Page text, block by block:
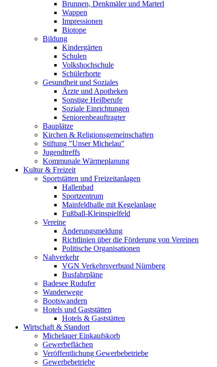
Brunnen, Denkmäler und Marterl
Wappen
Impressionen
Biotope
Bildung
Kindergärten
Schulen
Volkshochschule
Schülerhorte
Gesundheit und Soziales
Ärzte und Apotheken
Sonstige Heilberufe
Soziale Einrichtungen
Seniorenbeauftragter
Bauplätze
Kirchen & Religionsgemeinschaften
Stiftung "Unser Michelau"
Jugendtreffs
Kommunale Wärmeplanung
Kultur & Freizeit
Sportstätten und Freizeitanlagen
Hallenbad
Sportzentrum
Mainfeldhalle mit Kegelanlage
Fußball-Kleinspielfeld
Vereine
Änderungsmeldung
Richtlinien über die Förderung von Vereinen
Politische Organisationen
Nahverkehr
VGN Verkehrsverbund Nürnberg
Busfahrpläne
Badesee Rudufer
Wanderwege
Bootswandern
Hotels und Gaststätten
Hotels & Gaststätten
Wirtschaft & Standort
Michelauer Einkaufskorb
Gewerbeflächen
Veröffentlichung Gewerbebetriebe
Gewerbebetriebe